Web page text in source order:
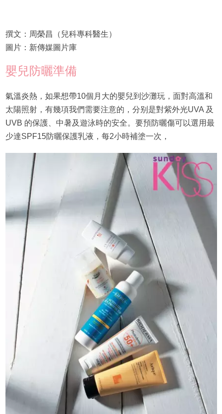
撰文：周榮昌（兒科專科醫生）
圖片：新傳媒圖片庫
嬰兒防曬準備
氣溫炎熱，如果想帶10個月大的嬰兒到沙灘玩，面對高溫和
太陽照射，有幾項我們需要注意的，分别是對紫外光UVA 及
UVB 的保護、中暑及遊泳時的安全。要預防曬傷可以選用最
少達SPF15防曬保護乳液，每2小時補塗一次，